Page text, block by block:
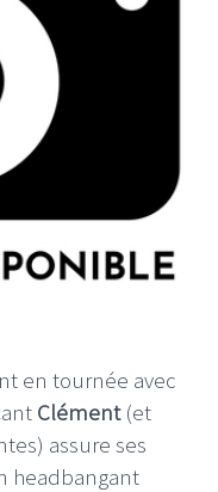
en tournée avec
Clément(et
assure ses
headbangant